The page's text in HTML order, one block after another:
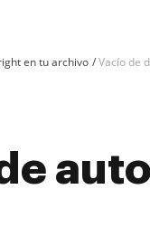
en tu archivo Vacío de